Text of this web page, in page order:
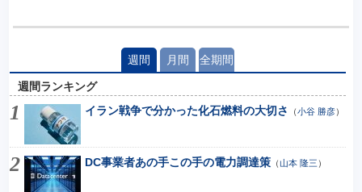
週間 月間 全期間
週間ランキング
イラン戦争で分かった化石燃料の大切さ
（小谷 勝彦）
DC事業者あの手この手の電力調達策（山本 隆三 ）